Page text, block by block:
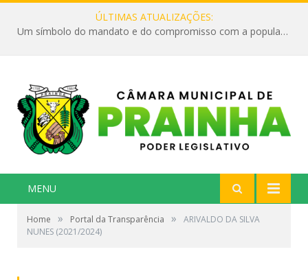
ÚLTIMAS ATUALIZAÇÕES:
Um símbolo do mandato e do compromisso com a população
MENU
Home » Portal da Transparência »
ARIVALDO DA SILVA
NUNES (2021/2024)